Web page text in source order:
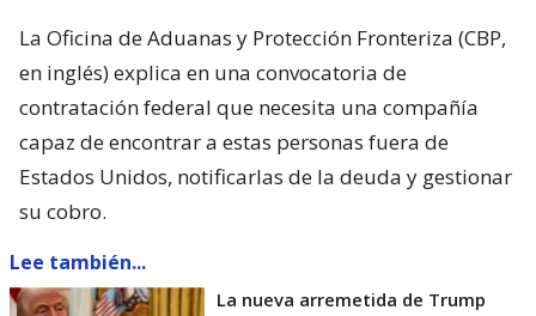
La Oficina de Aduanas y Protección Fronteriza (CBP,
en inglés) explica en una convocatoria de
contratación federal que necesita una compañía
capaz de encontrar a estas personas fuera de
Estados Unidos, notificarlas de la deuda y gestionar
su cobro.
Lee también...
La nueva arremetida de Trump